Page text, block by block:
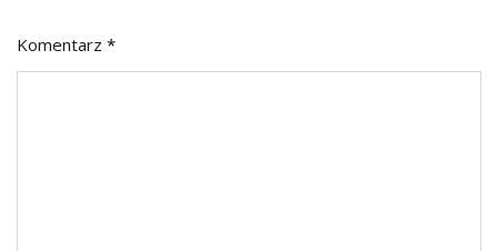
Komentarz *